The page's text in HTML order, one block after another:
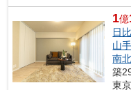
1億
日
山
南
築
東